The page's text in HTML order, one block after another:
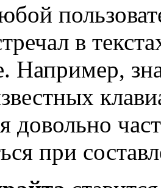
в
Например,
довольно
при